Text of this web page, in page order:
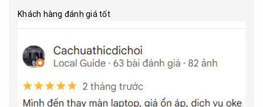
Khách hàng đánh giá tốt